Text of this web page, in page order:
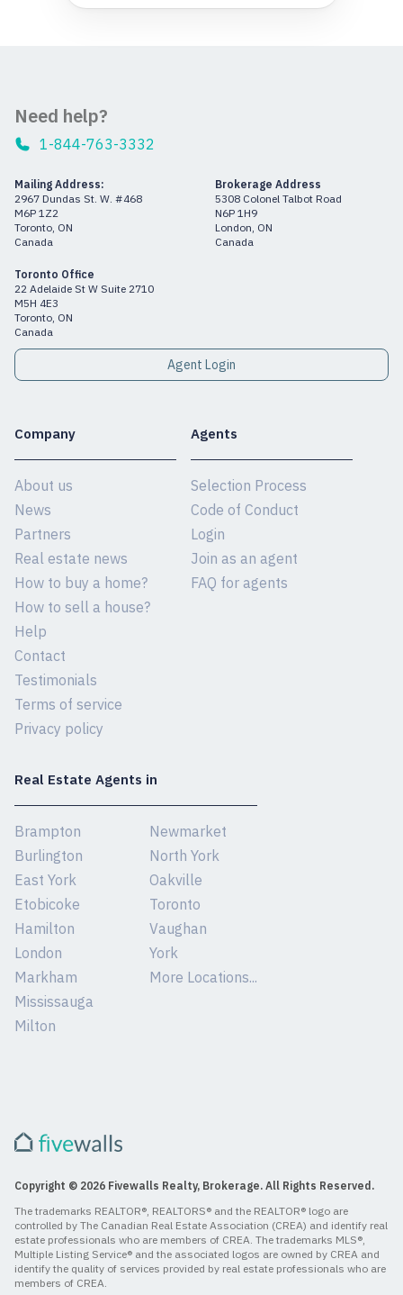
Need help?
1-844-763-3332
Mailing Address:
2967 Dundas St. W. #468
M6P 1Z2
Toronto, ON
Canada
Brokerage Address
5308 Colonel Talbot Road
N6P 1H9
London, ON
Canada
Toronto Office
22 Adelaide St W Suite 2710
M5H 4E3
Toronto, ON
Canada
Agent Login
Company
About us
News
Partners
Real estate news
How to buy a home?
How to sell a house?
Help
Contact
Testimonials
Terms of service
Privacy policy
Agents
Selection Process
Code of Conduct
Login
Join as an agent
FAQ for agents
Real Estate Agents in
Brampton
Burlington
East York
Etobicoke
Hamilton
London
Markham
Mississauga
Milton
Newmarket
North York
Oakville
Toronto
Vaughan
York
More Locations...
Copyright © 2026 Fivewalls Realty, Brokerage. All Rights Reserved.
The trademarks REALTOR®, REALTORS® and the REALTOR® logo are
controlled by The Canadian Real Estate Association (CREA) and identify real
estate professionals who are members of CREA. The trademarks MLS®,
Multiple Listing Service® and the associated logos are owned by CREA and
identify the quality of services provided by real estate professionals who are
members of CREA.